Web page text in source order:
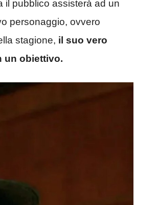
il pubblico assisterà ad un
personaggio, ovvero
stagione, il suo vero
un obiettivo.